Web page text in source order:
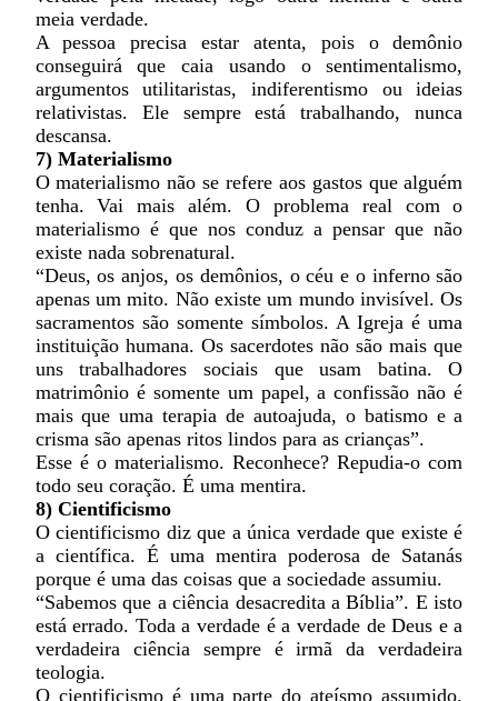
meia verdade.
A pessoa precisa estar atenta, pois o demônio
conseguirá que caia usando o sentimentalismo,
argumentos utilitaristas, indiferentismo ou ideias
relativistas. Ele sempre está trabalhando, nunca
descansa.
7) Materialismo
O materialismo não se refere aos gastos que alguém
tenha. Vai mais além. O problema real com o
materialismo é que nos conduz a pensar que não
existe nada sobrenatural.
“Deus, os anjos, os demônios, o céu e o inferno são
apenas um mito. Não existe um mundo invisível. Os
sacramentos são somente símbolos. A Igreja é uma
instituição humana. Os sacerdotes não são mais que
uns trabalhadores sociais que usam batina. O
matrimônio é somente um papel, a confissão não é
mais que uma terapia de autoajuda, o batismo e a
crisma são apenas ritos lindos para as crianças”.
Esse é o materialismo. Reconhece? Repudia-o com
todo seu coração. É uma mentira.
8) Cientificismo
O cientificismo diz que a única verdade que existe é
a científica. É uma mentira poderosa de Satanás
porque é uma das coisas que a sociedade assumiu.
“Sabemos que a ciência desacredita a Bíblia”. E isto
está errado. Toda a verdade é a verdade de Deus e a
verdadeira ciência sempre é irmã da verdadeira
teologia.
O cientificismo é uma parte do ateísmo assumido.